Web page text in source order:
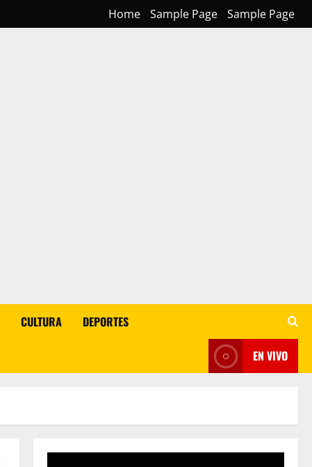
Home Sample Page Sample Page
CULTURA DEPORTES
EN VIVO